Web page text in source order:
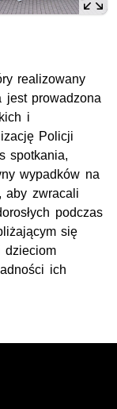
realizowany
prowadzona
i
Policji
spotkania,
wypadków na
aby zwracali
podczas
się
dzieciom
ich